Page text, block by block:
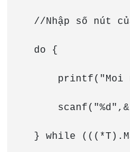
//Nhập số nút
    do {
printf("Moi
} while